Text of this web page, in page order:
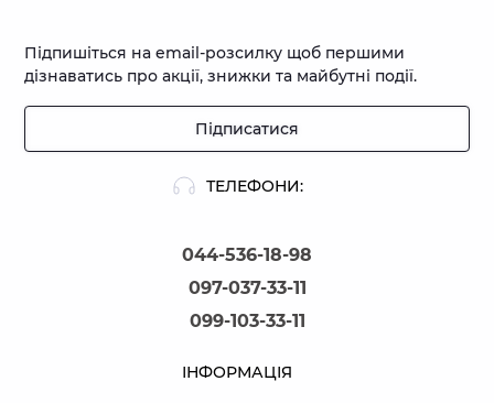
ТЕЛЕФОНИ:
044-536-18-98
097-037-33-11
099-103-33-11
Підпишіться на email-розсилку щоб першими
дізнаватись про акції, знижки та майбутні події.
Підписатися
ІНФОРМАЦІЯ